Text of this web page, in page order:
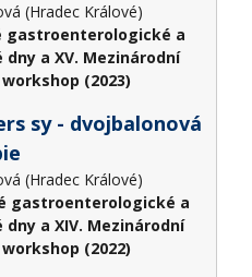
(Hradec Králové)
gastroenterologické a
a XV. Mezinárodní
(2023)
sy - dvojbalonová
(Hradec Králové)
gastroenterologické a
a XIV. Mezinárodní
(2022)